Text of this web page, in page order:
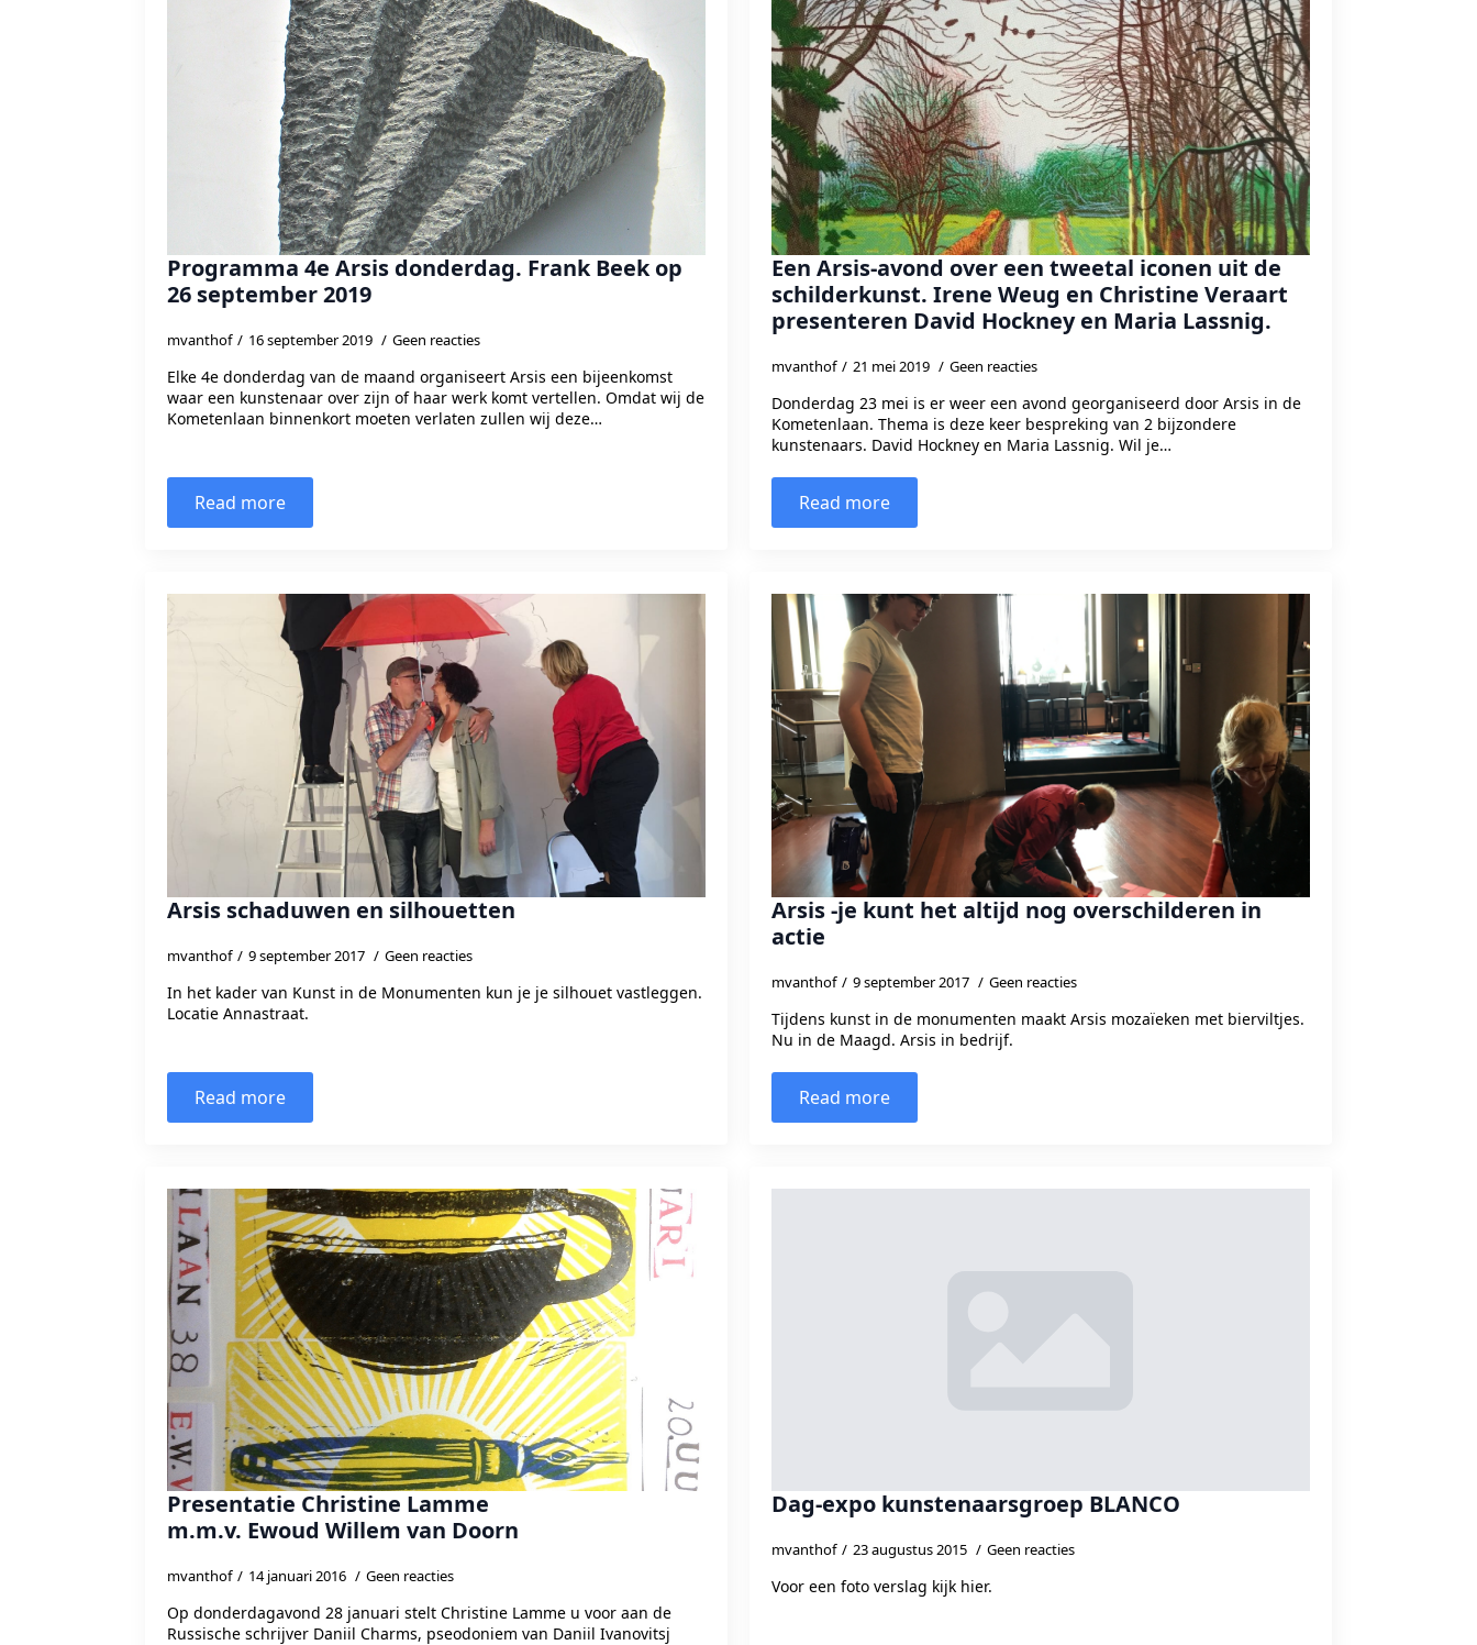
Programma 4e Arsis donderdag. Frank Beek op
26 september 2019
mvanthof 16 september 2019 Geen reacties
Elke 4e donderdag van de maand organiseert Arsis een bijeenkomst
waar een kunstenaar over zijn of haar werk komt vertellen. Omdat wij de
Kometenlaan binnenkort moeten verlaten zullen wij deze…
Read more
Een Arsis-avond over een tweetal iconen uit de
schilderkunst. Irene Weug en Christine Veraart
presenteren David Hockney en Maria Lassnig.
mvanthof 21 mei 2019 Geen reacties
Donderdag 23 mei is er weer een avond georganiseerd door Arsis in de
Kometenlaan. Thema is deze keer bespreking van 2 bijzondere
kunstenaars. David Hockney en Maria Lassnig. Wil je…
Read more
Arsis schaduwen en silhouetten
mvanthof 9 september 2017 Geen reacties
In het kader van Kunst in de Monumenten kun je je silhouet vastleggen.
Locatie Annastraat.
Read more
Arsis -je kunt het altijd nog overschilderen in
actie
mvanthof 9 september 2017 Geen reacties
Tijdens kunst in de monumenten maakt Arsis mozaïeken met bierviltjes.
Nu in de Maagd. Arsis in bedrijf.
Read more
Presentatie Christine Lamme
m.m.v. Ewoud Willem van Doorn
mvanthof 14 januari 2016 Geen reacties
Op donderdagavond 28 januari stelt Christine Lamme u voor aan de
Russische schrijver Daniil Charms, pseodoniem van Daniil Ivanovitsj
Dag-expo kunstenaarsgroep BLANCO
mvanthof 23 augustus 2015 Geen reacties
Voor een foto verslag kijk hier.